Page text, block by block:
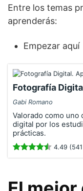
Entre los temas
aprenderás:
Empezar aquí
Fotografía
Gabi Romano
Valorado como
digital por los
prácticas.
4.49